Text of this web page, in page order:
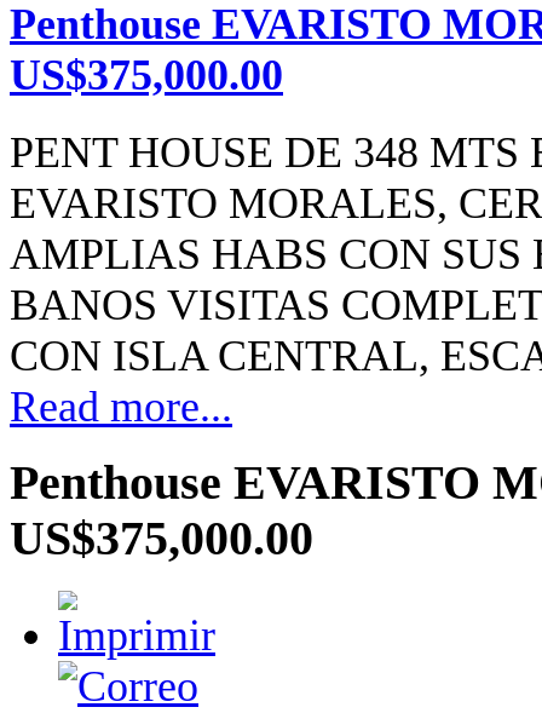
Penthouse EVARISTO
US$375,000.00
PENT HOUSE DE 348
EVARISTO MORALES,
AMPLIAS HABS CON
BANOS VISITAS
CON ISLA CENTRAL,
Read more...
Penthouse EVARISTO
US$375,000.00